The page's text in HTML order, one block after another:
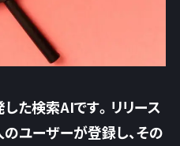
た検索AIです。リリース
ユーザーが登録し、その